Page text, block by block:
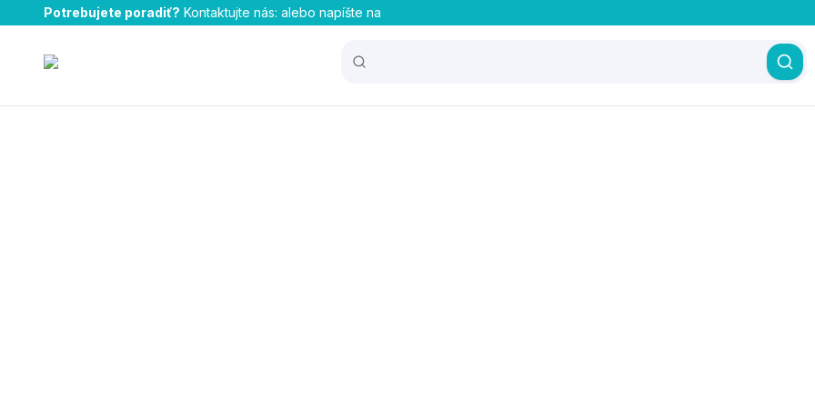
Potrebujete poradiť? Kontaktujte nás: alebo napíšte na